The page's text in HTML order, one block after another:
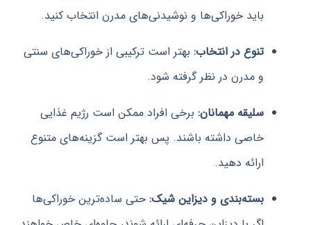
باید خوراکی‌ها و نوشیدنی‌های مدرن انتخاب کنید.
تنوع در انتخاب:بهتر است ترکیبی از خوراکی‌های سنتی
و مدرن در نظر گرفته شود.
سلیقه مهمانان:برخی افراد ممکن است رژیم غذایی
خاصی داشته باشند. پس بهتر است گزینه‌های متنوع
ارائه دهید.
بسته‌بندی و دیزاین شیک:حتی ساده‌ترین خوراکی‌ها